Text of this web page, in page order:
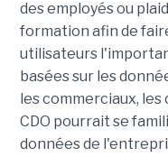
des employés ou
formation afin de
utilisateurs
basées sur les
les commerciaux,
CDO pourrait se
données de